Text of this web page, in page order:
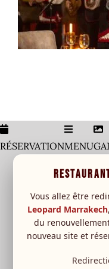
Galerie
Menu
Special event New
RESERVATION
RÉSERVATIONMENU
Vous allez être
Leopard Marrakech
du
nouveau site et